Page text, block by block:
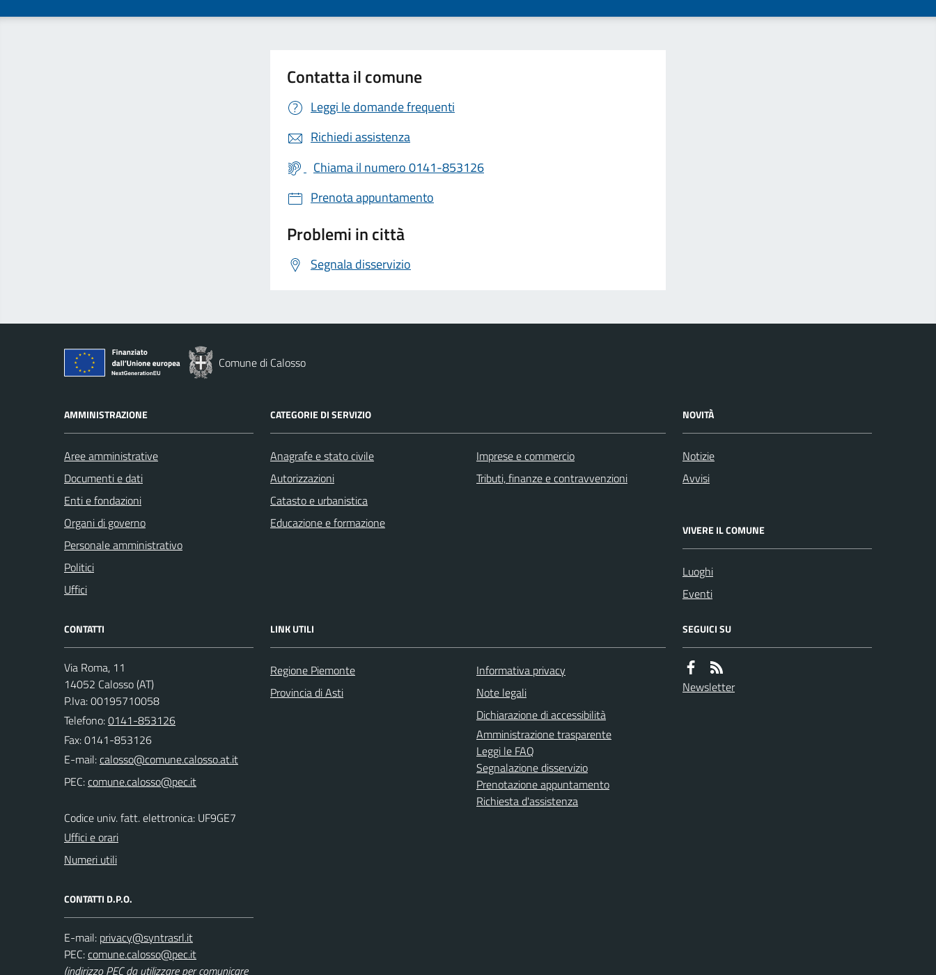
Contatta il comune
Leggi le domande frequenti
Richiedi assistenza
Chiama il numero 0141-853126
Prenota appuntamento
Problemi in città
Segnala disservizio
Comune di Calosso
AMMINISTRAZIONE
Aree amministrative
Documenti e dati
Enti e fondazioni
Organi di governo
Personale amministrativo
Politici
Uffici
CATEGORIE DI SERVIZIO
Anagrafe e stato civile
Autorizzazioni
Catasto e urbanistica
Educazione e formazione
Imprese e commercio
Tributi, finanze e contravvenzioni
NOVITÀ
Notizie
Avvisi
VIVERE IL COMUNE
Luoghi
Eventi
CONTATTI
Via Roma, 11
14052 Calosso (AT)
P.Iva: 00195710058
Telefono:0141-853126
Fax: 0141-853126
E-mail:
PEC:
Codice univ. fatt. elettronica: UF9GE7
Uffici e orari
Numeri utili
CONTATTI D.P.O.
E-mail:
PEC:
(indirizzo PEC da utilizzare per comunicare
LINK UTILI
Regione Piemonte
Provincia di Asti
Informativa privacy
Note legali
Dichiarazione di accessibilità
Amministrazione trasparente
Leggi le FAQ
Segnalazione disservizio
Prenotazione appuntamento
Richiesta d'assistenza
SEGUICI SU
Newsletter